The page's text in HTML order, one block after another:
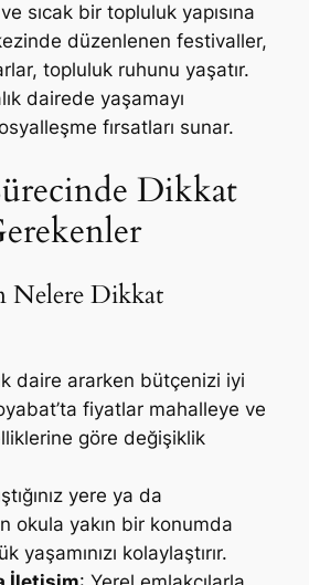
sıcak bir topluluk yapısına
düzenlenen festivaller,
topluluk ruhunu yaşatır.
dairede yaşamayı
fırsatları sunar.
Dikkat
Nelere Dikkat
daire ararken bütçenizi iyi
fiyatlar mahalleye ve
göre değişiklik
yere ya da
okula yakın bir konumda
yaşamınızı kolaylaştırır.